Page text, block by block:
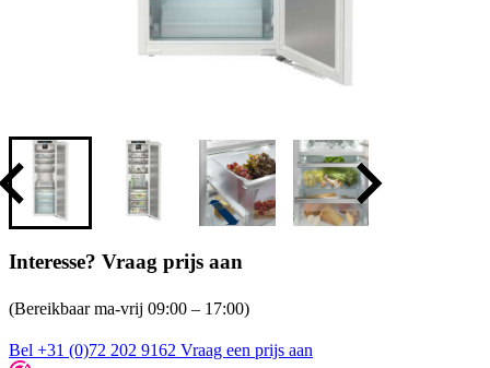
Interesse? Vraag prijs aan
(Bereikbaar ma-vrij 09:00 – 17:00)
Bel +31 (0)72 202 9162 Vraag een prijs aan